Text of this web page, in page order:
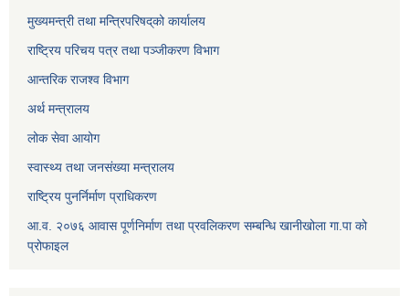
मुख्यमन्त्री तथा मन्त्रिपरिषद्‌को कार्यालय
राष्ट्रिय परिचय पत्र तथा पञ्जीकरण विभाग
आन्तरिक राजश्व विभाग
अर्थ मन्त्रालय
लोक सेवा आयोग
स्वास्थ्य तथा जनसंख्या मन्त्रालय
राष्ट्रिय पुनर्निर्माण प्राधिकरण
आ.व. २०७६ आवास पूर्णनिर्माण तथा प्रवलिकरण सम्बन्धि खानीखोला गा.पा को
प्रोफाइल